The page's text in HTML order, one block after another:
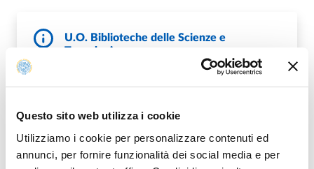
Questo sito web utilizza i cookie
Utilizziamo i cookie per personalizzare contenuti ed
annunci, per fornire funzionalità dei social media e per
U.O. Biblioteche delle Scienze e
Tecnologie
T. +39 0521 906763
VAI ALLA SCHEDA DI U.O. BIBLIOTECHE DELLE